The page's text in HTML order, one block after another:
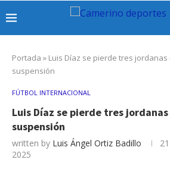
Portada » Luis Díaz se pierde tres jordanas
suspensión
FÚTBOL INTERNACIONAL
Luis Díaz se pierde tres
suspensión
written by Luis Ángel Ortiz Badillo
2025